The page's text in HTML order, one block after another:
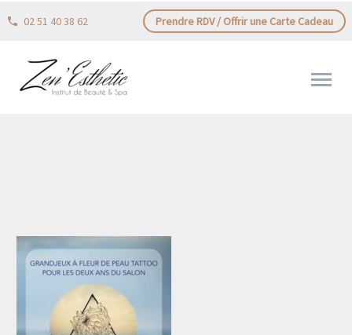
02 51 40 38 62 Prendre RDV / Offrir une Carte Cadeau